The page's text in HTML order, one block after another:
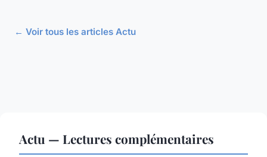
← Voir tous les articles Actu
Actu — Lectures complémentaires